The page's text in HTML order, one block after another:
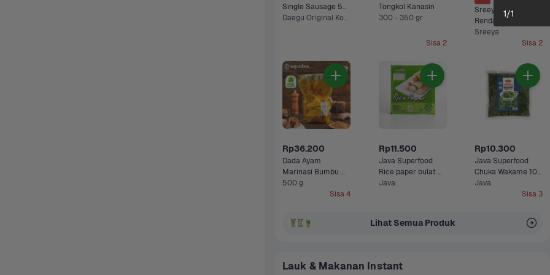
Single Sausage 55
gram
Daegu Original Korean, Nami Spicy Korean +1 Lainnya
Tongkol Kanasin
300 - 350 gr
Sisa 2
Sreeya Ayam
Rendang 250 gram
Sreeya
Sisa 2
Rp36.200
Dada Ayam
Marinasi Bumbu
Kuning Sayurbox
500 g
Sisa 4
Rp11.500
Java Superfood
Rice paper bulat
100 gram
Java
Rp10.300
Java Superfood
Chuka Wakame 100
gram
Java
Sisa 3
Lihat Semua Produk
Lauk & Makanan Instant
1/1